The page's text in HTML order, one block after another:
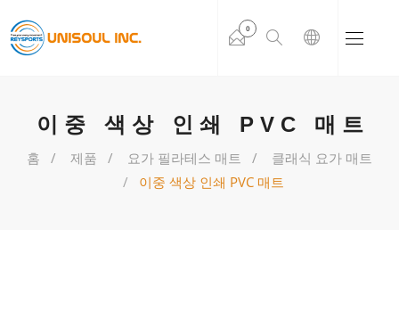
0
이중 색상 인쇄 PVC 매트
홈 제품 요가 필라테스 매트
클래식 요가 매트
이중 색상 인쇄 PVC 매트